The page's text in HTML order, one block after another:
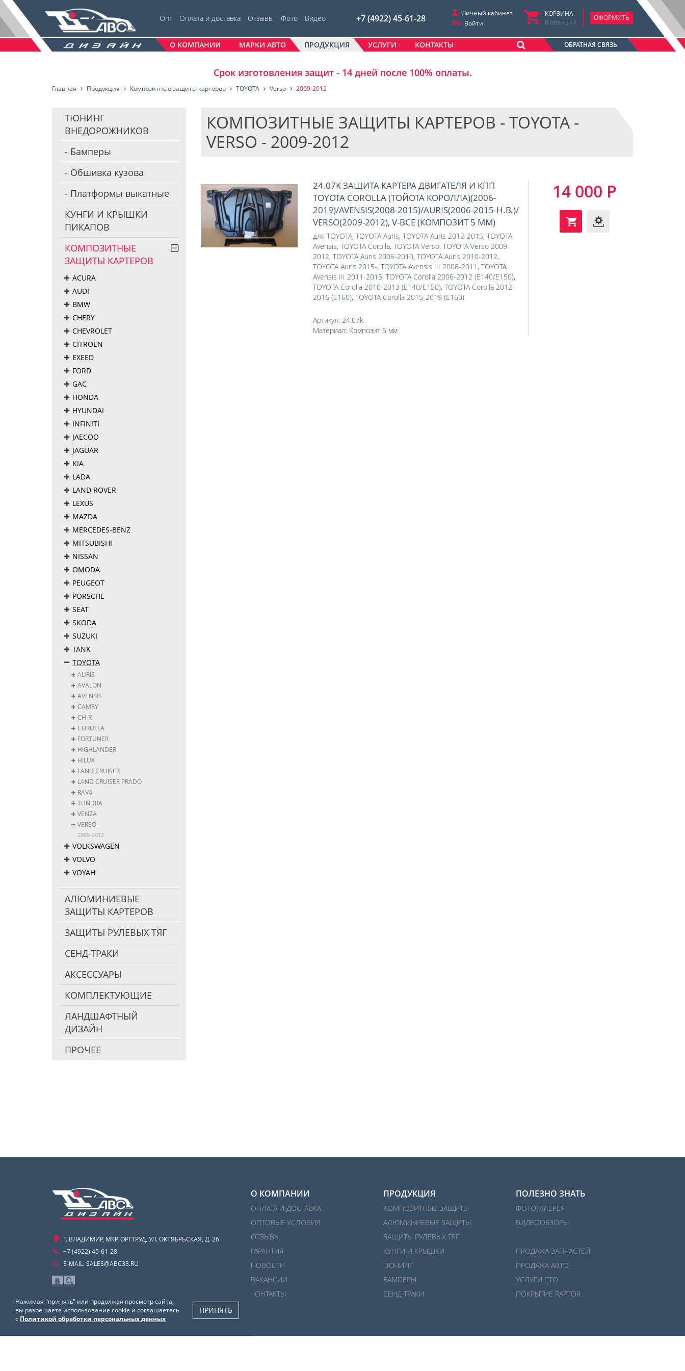
Опт Оплата и доставка Отзывы Фото Видео +7 (4922) 45-61-28
Личный кабинет
Войти
КОРЗИНА
0 позиций
ОФОРМИТЬ
О КОМПАНИИ МАРКИ АВТО ПРОДУКЦИЯ УСЛУГИ КОНТАКТЫ ОБРАТНАЯ СВЯЗЬ
Срок изготовления защит - 14 дней после 100% оплаты.
Главная Продукция Композитные защиты картеров TOYOTA Verso 2009-2012
КОМПОЗИТНЫЕ ЗАЩИТЫ КАРТЕРОВ - TOYOTA -
VERSO - 2009-2012
ТЮНИНГ
ВНЕДОРОЖНИКОВ
Бамперы
Обшивка кузова
Платформы выкатные
КУНГИ И КРЫШКИ
ПИКАПОВ
КОМПОЗИТНЫЕ
ЗАЩИТЫ КАРТЕРОВ
ACURA
AUDI
BMW
CHERY
CHEVROLET
CITROEN
EXEED
FORD
GAC
HONDA
HYUNDAI
INFINITI
JAECOO
JAGUAR
KIA
LADA
LAND ROVER
LEXUS
MAZDA
MERCEDES-BENZ
MITSUBISHI
NISSAN
OMODA
PEUGEOT
PORSCHE
SEAT
SKODA
SUZUKI
TANK
TOYOTA
AURIS
AVALON
AVENSIS
CAMRY
CH-R
COROLLA
FORTUNER
HIGHLANDER
HILUX
LAND CRUISER
LAND CRUISER PRADO
RAV4
TUNDRA
VENZA
VERSO
2009-2012
VOLKSWAGEN
VOLVO
VOYAH
АЛЮМИНИЕВЫЕ
ЗАЩИТЫ КАРТЕРОВ
ЗАЩИТЫ РУЛЕВЫХ ТЯГ
СЕНД-ТРАКИ
АКСЕССУАРЫ
КОМПЛЕКТУЮЩИЕ
ЛАНДШАФТНЫЙ
ДИЗАЙН
ПРОЧЕЕ
24.07K ЗАЩИТА КАРТЕРА ДВИГАТЕЛЯ И КПП
TOYOTA COROLLA (ТОЙОТА КОРОЛЛА)(2006-
2019)/AVENSIS(2008-2015)/AURIS(2006-2015-Н.В.)/
VERSO(2009-2012), V-ВСЕ (КОМПОЗИТ 5 ММ)
для TOYOTA, TOYOTA Auris, TOYOTA Auris 2012-2015, TOYOTA
Avensis, TOYOTA Corolla, TOYOTA Verso, TOYOTA Verso 2009-
2012, TOYOTA Auris 2006-2010, TOYOTA Auris 2010-2012,
TOYOTA Auris 2015-, TOYOTA Avensis III 2008-2011 , TOYOTA
Avensis III 2011-2015, TOYOTA Corolla 2006-2012 (E140/E150),
TOYOTA Corolla 2010-2013 (E140/E150), TOYOTA Corolla 2012-
2016 (E160), TOYOTA Corolla 2015-2019 (E160)
Артикул: 24.07k
Материал: Композит 5 мм
14 000 Р
Г. ВЛАДИМИР, МКР. ОРГТРУД, УЛ. ОКТЯБРЬСКАЯ, Д. 26
+7 (4922) 45-61-28
E-MAIL:SALES@ABC33.RU
О КОМПАНИИ
ОПЛАТА И ДОСТАВКА
ОПТОВЫЕ УСЛОВИЯ
ОТЗЫВЫ
ГАРАНТИЯ
НОВОСТИ
ВАКАНСИИ
КОНТАКТЫ
ПРОДУКЦИЯ
КОМПОЗИТНЫЕ ЗАЩИТЫ
АЛЮМИНИЕВЫЕ ЗАЩИТЫ
ЗАЩИТЫ РУЛЕВЫХ ТЯГ
КУНГИ И КРЫШКИ
ТЮНИНГ
БАМПЕРЫ
СЕНД-ТРАКИ
ПОЛЕЗНО ЗНАТЬ
ФОТОГАЛЕРЕЯ
ВИДЕООБЗОРЫ
ПРОДАЖА ЗАПЧАСТЕЙ
ПРОДАЖА АВТО
УСЛУГИ СТО
ПОКРЫТИЕ RAPTOR
Нажимая "принять" или продолжая просмотр сайта,
вы разрешаете использование cookie и соглашаетесь
с Политикой обработки персональных данных
ПРИНЯТЬ